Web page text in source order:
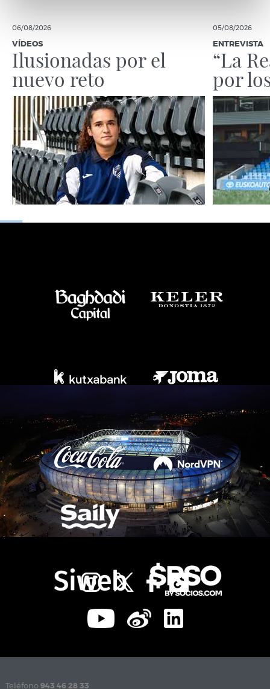
06/08/2026
VÍDEOS
Ilusionadas por el
nuevo reto
05/08/2026
ENTREVISTA
“La
por
Teléfono 943 46 28 33